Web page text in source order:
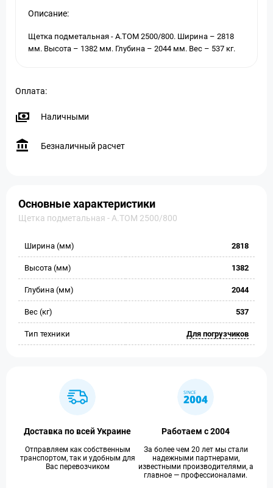
Описание:
Щетка подметальная - А.ТОМ 2500/800. Ширина – 2818
мм. Высота – 1382 мм. Глубина – 2044 мм. Вес – 537 кг.
Оплата:
Наличными
Безналичный расчет
Основные характеристики
Щетка подметальная - A.TOM 2500/800
Ширина (мм) 2818
Высота (мм) 1382
Глубина (мм) 2044
Вес (кг) 537
Тип техники Для погрузчиков
Доставка по всей Украине
Отправляем как собственным
транспортом, так и удобным для
Вас перевозчиком
Работаем с 2004
За более чем 20 лет мы стали
надежными партнерами,
известными производителями, а
главное — профессионалами.